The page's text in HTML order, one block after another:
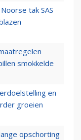
tak SAS
smokkelde
en
groeien
opschorting